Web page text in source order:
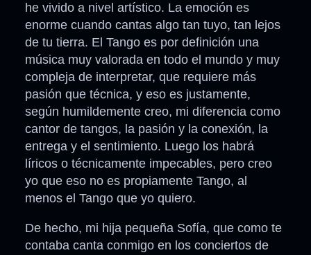
he vivido a nivel artístico. La emoción es
enorme cuando cantas algo tan tuyo, tan lejos
de tu tierra. El Tango es por definición una
música muy valorada en todo el mundo y muy
compleja de interpretar, que requiere más
pasión que técnica, y eso es justamente,
según humildemente creo, mi diferencia como
cantor de tangos, la pasión y la conexión, la
entrega y el sentimiento. Luego los habrá
líricos o técnicamente impecables, pero creo
yo que eso no es propiamente Tango, al
menos el Tango que yo quiero.
De hecho, mi hija pequeña Sofía, que como te
contaba canta conmigo en los conciertos de